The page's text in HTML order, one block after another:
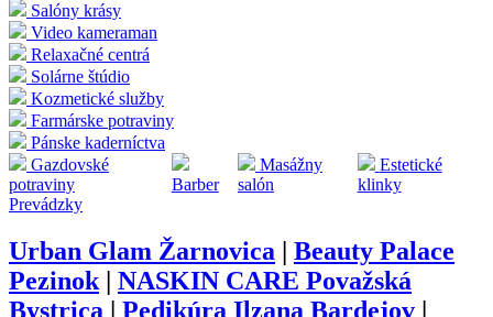
Salóny krásy
Video kameraman
Relaxačné centrá
Solárne štúdio
Kozmetické služby
Farmárske potraviny
Pánske kaderníctva
Gazdovské
potraviny
Barber
Masážny
salón
Estetické
klinky
Prevádzky
Urban Glam Žarnovica
Beauty Palace
Pezinok| NASKIN CARE Považská
Bystrica
Pedikúra Ilzana Bardejov